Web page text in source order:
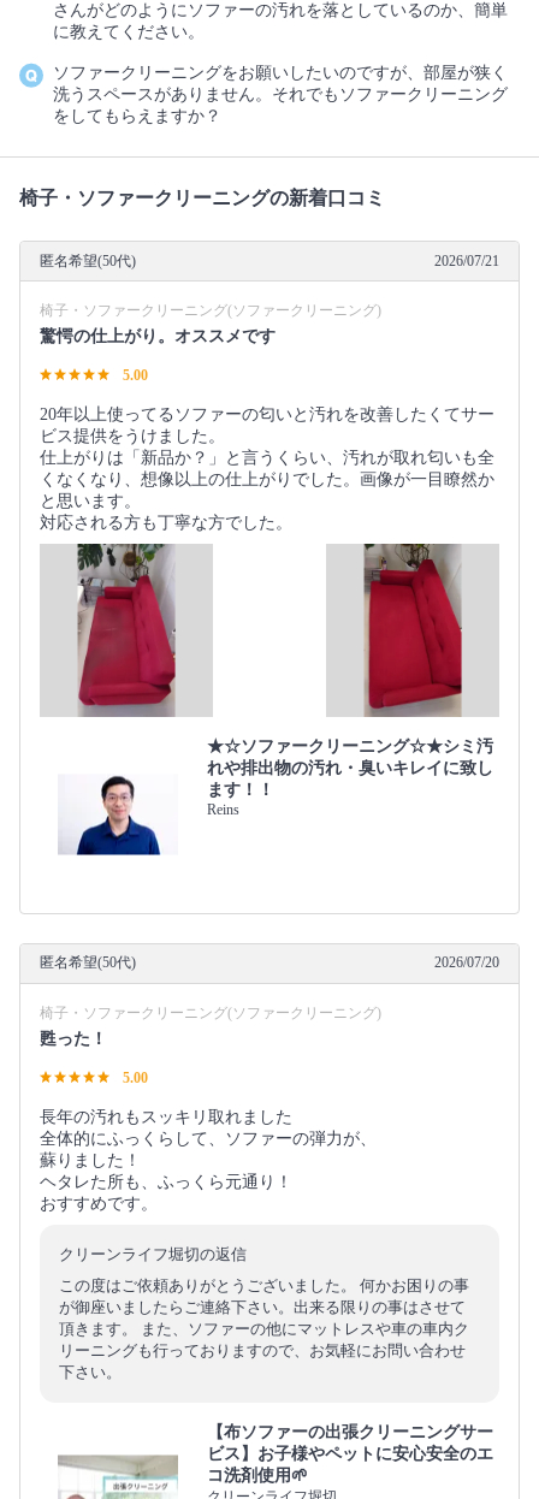
さんがどのようにソファーの汚れを落としているのか、簡単
に教えてください。
ソファークリーニングをお願いしたいのですが、部屋が狭く
洗うスペースがありません。それでもソファークリーニング
をしてもらえますか？
椅子・ソファークリーニングの新着口コミ
匿名希望(50代) 2026/07/21
椅子・ソファークリーニング(ソファークリーニング)
驚愕の仕上がり。オススメです
5.00
20年以上使ってるソファーの匂いと汚れを改善したくてサー
ビス提供をうけました。
仕上がりは「新品か？」と言うくらい、汚れが取れ匂いも全
くなくなり、想像以上の仕上がりでした。画像が一目瞭然か
と思います。
対応される方も丁寧な方でした。
★☆ソファークリーニング☆★シミ汚
れや排出物の汚れ・臭いキレイに致し
ます！！
Reins
匿名希望(50代) 2026/07/20
椅子・ソファークリーニング(ソファークリーニング)
甦った！
5.00
長年の汚れもスッキリ取れました
全体的にふっくらして、ソファーの弾力が、
蘇りました！
ヘタレた所も、ふっくら元通り！
おすすめです。
クリーンライフ堀切の返信
この度はご依頼ありがとうございました。 何かお困りの事
が御座いましたらご連絡下さい。出来る限りの事はさせて
頂きます。 また、ソファーの他にマットレスや車の車内ク
リーニングも行っておりますので、お気軽にお問い合わせ
下さい。
【布ソファーの出張クリーニングサー
ビス】お子様やペットに安心安全のエ
コ洗剤使用🌱